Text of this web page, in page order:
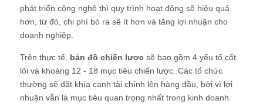
phát triển công nghệ thì quy trình hoạt động sẽ hiệu quả
hơn, từ đó, chi phí bỏ ra sẽ ít hơn và tăng lợi nhuận cho
doanh nghiệp.
Trên thực tế, bản đồ chiến lược sẽ bao gồm 4 yếu tố cốt
lõi và khoảng 12 - 18 mục tiêu chiến lược. Các tổ chức
thường sẽ đặt khía cạnh tài chính lên hàng đầu, bởi vì lợi
nhuận vẫn là mục tiêu quan trọng nhất trong kinh doanh.